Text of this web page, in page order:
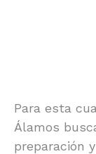
Para esta
Álamos
preparación